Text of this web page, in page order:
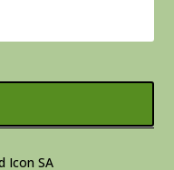
Icon SA